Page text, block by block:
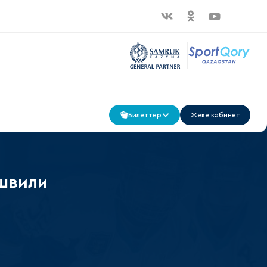
Билеттер Жеке кабинет